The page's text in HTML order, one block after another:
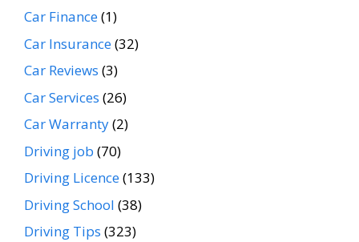
Car Finance(1)
Car Insurance(32)
Car Reviews (3)
Car Services (26)
Car Warranty(2)
Driving job (70)
Driving Licence(133)
Driving School (38)
Driving Tips (323)